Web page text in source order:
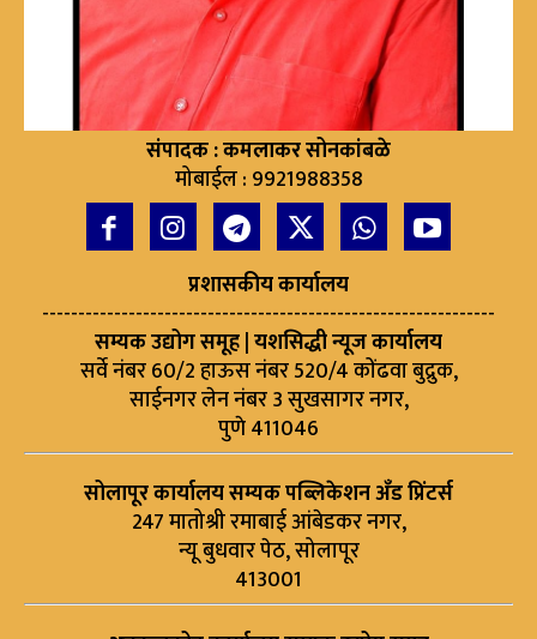
संपादक : कमलाकर सोनकांबळे
मोबाईल : 9921988358
प्रशासकीय कार्यालय
---------------------------------------------------------------
सम्यक उद्योग समूह | यशसिद्धी न्यूज कार्यालय
सर्वे नंबर 60/2 हाऊस नंबर 520/4 कोंढवा बुद्रुक,
साईनगर लेन नंबर 3 सुखसागर नगर,
पुणे 411046
सोलापूर कार्यालय सम्यक पब्लिकेशन अँड प्रिंटर्स
247 मातोश्री रमाबाई आंबेडकर नगर,
न्यू बुधवार पेठ, सोलापूर
413001